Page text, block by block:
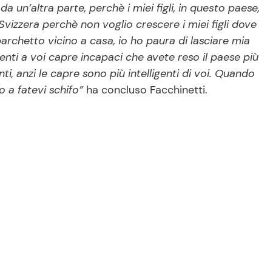
un’altra parte, perchè i miei figli, in questo paese,
perchè non voglio crescere i miei figli dove
vicino a casa, io ho paura di lasciare mia
a voi capre incapaci che avete reso il paese più
anzi le capre sono più intelligenti di voi. Quando
a fatevi schifo”ha concluso Facchinetti.